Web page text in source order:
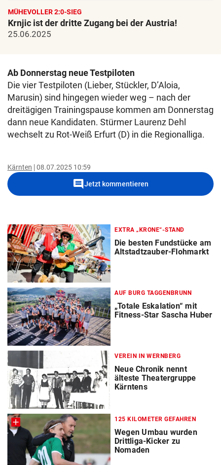
MÜHEVOLLER 2:0-SIEG
Krnjic ist der dritte Zugang bei der Austria!
25.06.2025
Ab Donnerstag neue Testpiloten
Die vier Testpiloten (Lieber, Stückler, D’Aloia,
Marusin) sind hingegen wieder weg – nach der
dreitägigen Trainingspause kommen am Donnerstag
dann neue Kandidaten. Stürmer Laurenz Dehl
wechselt zu Rot-Weiß Erfurt (D) in die Regionalliga.
Kärnten 08.07.2025 10:59
commentJetzt kommentieren
EXTRA „KRONE“-STAND
Die besten Fundstücke am
Altstadtzauber-Flohmarkt
AUF BURG TAGGENBRUNN
„Totale Eskalation“ mit
Fitness-Star Sascha Huber
VEREIN IN WERNBERG
Neue Chronik nennt
älteste Theatergruppe
Kärntens
125 KILOMETER GEFAHREN
Wegen Umbau wurden
Drittliga-Kicker zu
Nomaden